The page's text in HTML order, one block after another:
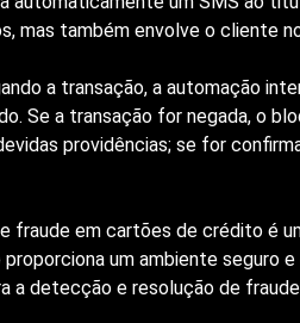
mas também envolve o cliente
a transação, a automação
Se a transação for negada, o
providências; se for
em cartões de crédito é
um ambiente
detecção e resolução de